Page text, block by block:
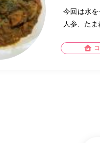
今回は水
人参、たま